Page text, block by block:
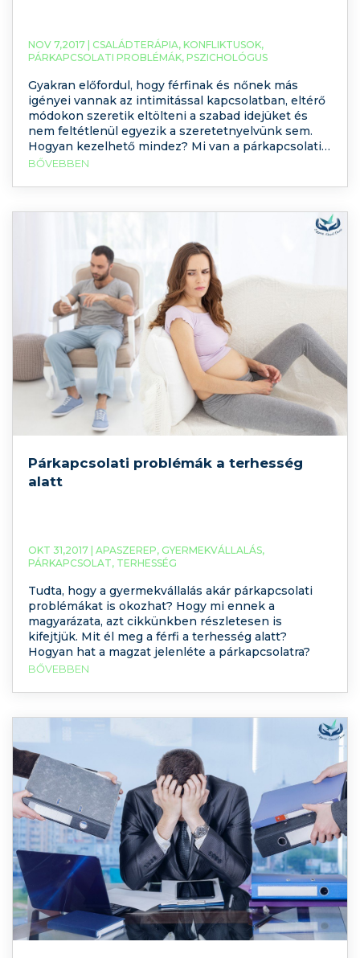
NOV 7,2017 | CSALÁDTERÁPIA, KONFLIKTUSOK,
PÁRKAPCSOLATI PROBLÉMÁK, PSZICHOLÓGUS
Gyakran előfordul, hogy férfinak és nőnek más
igényei vannak az intimitással kapcsolatban, eltérő
módokon szeretik eltölteni a szabad idejüket és
nem feltétlenül egyezik a szeretetnyelvünk sem.
Hogyan kezelhető mindez? Mi van a párkapcsolati
konfliktusok mögött?
BŐVEBBEN
Párkapcsolati problémák a terhesség
alatt
OKT 31,2017 | APASZEREP, GYERMEKVÁLLALÁS,
PÁRKAPCSOLAT, TERHESSÉG
Tudta, hogy a gyermekvállalás akár párkapcsolati
problémákat is okozhat? Hogy mi ennek a
magyarázata, azt cikkünkben részletesen is
kifejtjük. Mit él meg a férfi a terhesség alatt?
Hogyan hat a magzat jelenléte a párkapcsolatra?
BŐVEBBEN